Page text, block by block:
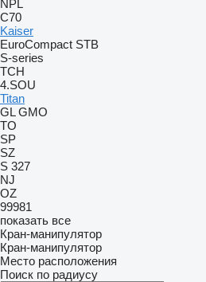
NPL
C70
Kaiser
EuroCompact STB
S-series
TCH
4.SOU
Titan
GL GMO
TO
SP
SZ
S 327
NJ
OZ
99981
показать все
Кран-манипулятор
Кран-манипулятор
Место расположения
Поиск по радиусу